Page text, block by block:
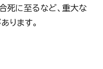
死に至るなど、重大な
ります。